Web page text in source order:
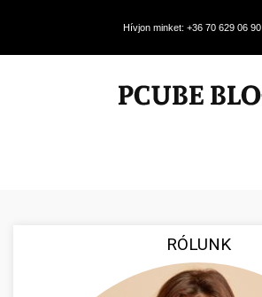
Hívjon minket: +36 70 629 06 90
RÓLUNK